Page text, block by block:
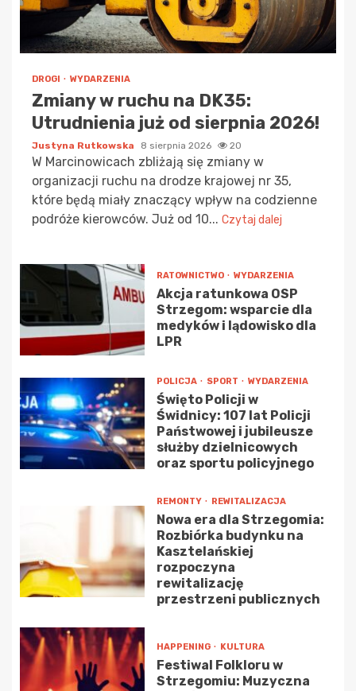
DROGI WYDARZENIA
Zmiany w ruchu na DK35:
Utrudnienia już od sierpnia 2026!
Justyna Rutkowska 8 sierpnia 2026 20
W Marcinowicach zbliżają się zmiany w
organizacji ruchu na drodze krajowej nr 35,
które będą miały znaczący wpływ na codzienne
podróże kierowców. Już od 10... Czytaj dalej
RATOWNICTWO WYDARZENIA
Akcja ratunkowa OSP
Strzegom: wsparcie dla
medyków i lądowisko dla
LPR
POLICJA SPORT WYDARZENIA
Święto Policji w
Świdnicy: 107 lat Policji
Państwowej i jubileusze
służby dzielnicowych
oraz sportu policyjnego
REMONTY REWITALIZACJA
Nowa era dla Strzegomia:
Rozbiórka budynku na
Kasztelańskiej
rozpoczyna
rewitalizację
przestrzeni publicznych
HAPPENING KULTURA
Festiwal Folkloru w
Strzegomiu: Muzyczna